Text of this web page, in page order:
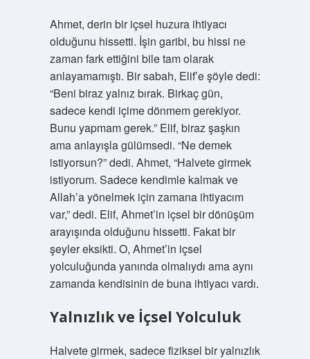
Ahmet, derin bir içsel huzura ihtiyacı
olduğunu hissetti. İşin garibi, bu hissi ne
zaman fark ettiğini bile tam olarak
anlayamamıştı. Bir sabah, Elif’e şöyle dedi:
“Beni biraz yalnız bırak. Birkaç gün,
sadece kendi içime dönmem gerekiyor.
Bunu yapmam gerek.” Elif, biraz şaşkın
ama anlayışla gülümsedi. “Ne demek
istiyorsun?” dedi. Ahmet, “Halvete girmek
istiyorum. Sadece kendimle kalmak ve
Allah’a yönelmek için zamana ihtiyacım
var,” dedi. Elif, Ahmet’in içsel bir dönüşüm
arayışında olduğunu hissetti. Fakat bir
şeyler eksikti. O, Ahmet’in içsel
yolculuğunda yanında olmalıydı ama aynı
zamanda kendisinin de buna ihtiyacı vardı.
Yalnızlık ve İçsel Yolculuk
Halvete girmek, sadece fiziksel bir yalnızlık